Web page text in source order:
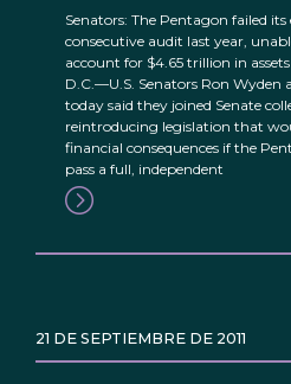
Senators: The Pentagon failed
consecutive audit last year,
account for $4.65 trillion in
D.C.—U.S. Senators Ron Wyden
today said they joined Senate
reintroducing legislation that
financial consequences if the
pass a full, independent
21 DE SEPTIEMBRE DE 2011